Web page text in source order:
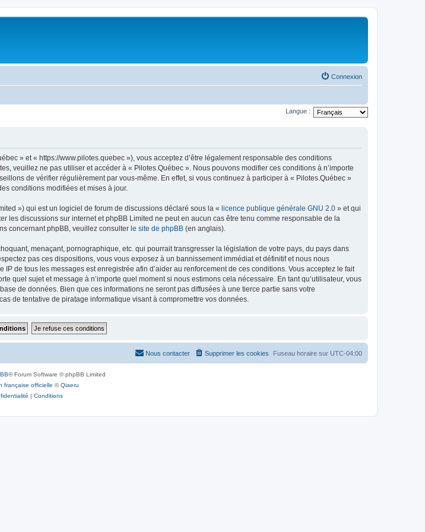
Connexion
Langue :
» et « https://www.pilotes.quebec »), vous acceptez d’être légalement responsable des conditions
veuillez ne pas utiliser et accéder à « Pilotes.Québec ». Nous pouvons modifier ces conditions à n’importe
de vérifier régulièrement par vous-même. En effet, si vous continuez à participer à « Pilotes.Québec »
conditions modifiées et mises à jour.
») qui est un logiciel de forum de discussions déclaré sous la « licence publique générale GNU 2.0 » et qui
les discussions sur internet et phpBB Limited ne peut en aucun cas être tenu comme responsable de la
concernant phpBB, veuillez consulter le site de phpBB (en anglais).
menaçant, pornographique, etc. qui pourrait transgresser la législation de votre pays, du pays dans
pas ces dispositions, vous vous exposez à un bannissement immédiat et définitif et nous nous
de tous les messages est enregistrée afin d’aider au renforcement de ces conditions. Vous acceptez le fait
quel sujet et message à n’importe quel moment si nous estimons cela nécessaire. En tant qu’utilisateur, vous
de données. Bien que ces informations ne seront pas diffusées à une tierce partie sans votre
de tentative de piratage informatique visant à compromettre vos données.
Fuseau horaire sur UTC-04:00
Supprimer les cookies
Nous contacter
® Forum Software © phpBB Limited
française officielle ©Qiaeru
| Conditions